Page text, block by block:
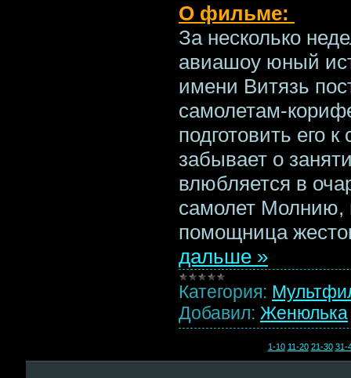
О фильме:
За несколько
авиашоу юный
имени Витязь
самолетам-
подготовить его
забывает о
влюбляется в
самолет Молнию,
помощница
дальше »
Категория:
Добавил: Женюлька
1-10 11-20 21-30 31-